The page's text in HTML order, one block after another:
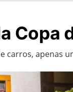
Copa
carros, apenas